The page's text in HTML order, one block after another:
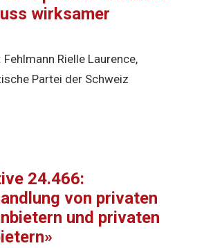
wirksamer
Rielle Laurence,
Partei der Schweiz
24.466:
von privaten
und privaten